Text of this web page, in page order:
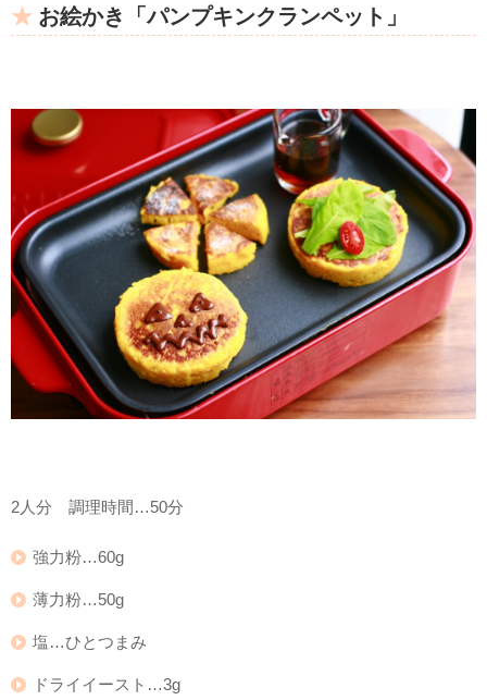
お絵かき「パンプキンクランペット」
2人分 調理時間…50分
強力粉…60g
薄力粉…50g
塩…ひとつまみ
ドライイースト…3g